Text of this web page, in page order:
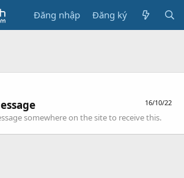
Đăng nhập Đăng ký
16/10/22
somewhere on the site to receive this.